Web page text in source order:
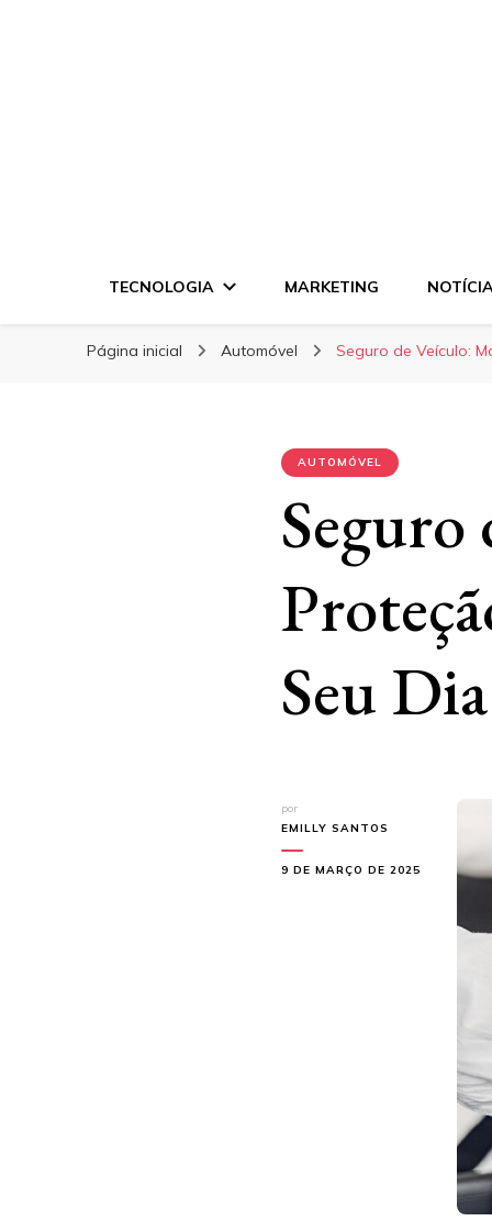
TECNOLOGIA MARKETING
Página inicial Automóvel Seguro de Veículo:
AUTOMÓVEL
Seu
por
EMILLY SANTOS
9 DE MARÇO DE 2025